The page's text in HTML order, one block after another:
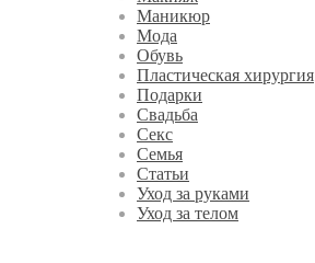
Маникюр
Мода
Обувь
Пластическая хирургия
Подарки
Свадьба
Секс
Семья
Статьи
Уход за руками
Уход за телом